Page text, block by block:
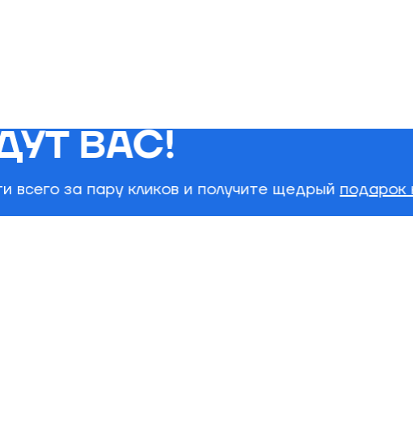
ВАС!
всего за пару кликов и получите щедрый подарок